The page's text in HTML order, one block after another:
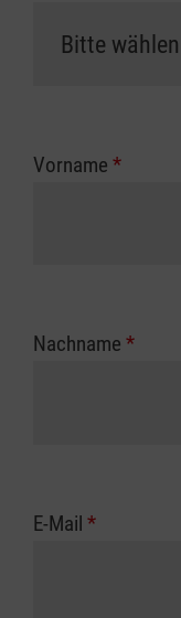
Vorname *
Nachname *
E-Mail *